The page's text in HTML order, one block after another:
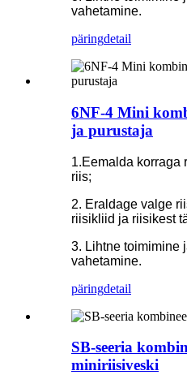
vahetamine.
päringdetail
6NF-4 Mini
ja purustaja
1.Eemalda korraga
riis;
2. Eraldage valge
riisikliid ja riisikest
3. Lihtne toimimine
vahetamine.
päringdetail
SB-seeria
miniriisiveski